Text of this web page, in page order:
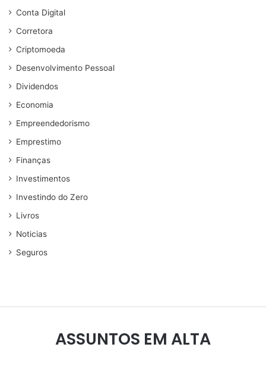
Conta Digital
Corretora
Criptomoeda
Desenvolvimento Pessoal
Dividendos
Economia
Empreendedorismo
Emprestimo
Finanças
Investimentos
Investindo do Zero
Livros
Noticias
Seguros
ASSUNTOS EM ALTA